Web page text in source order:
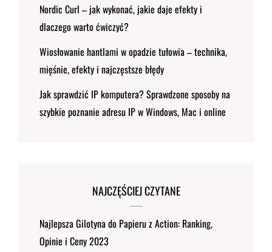
Nordic Curl – jak wykonać, jakie daje efekty i
dlaczego warto ćwiczyć?
Wiosłowanie hantlami w opadzie tułowia – technika,
mięśnie, efekty i najczęstsze błędy
Jak sprawdzić IP komputera? Sprawdzone sposoby na
szybkie poznanie adresu IP w Windows, Mac i online
NAJCZĘŚCIEJ CZYTANE
Najlepsza Gilotyna do Papieru z Action: Ranking,
Opinie i Ceny 2023